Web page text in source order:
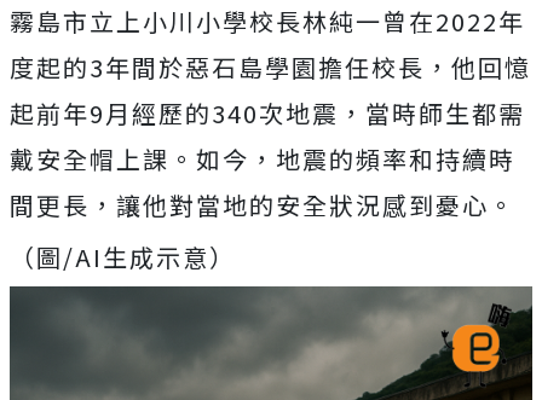
霧島市立上小川小學校長林純一曾在2022年
度起的3年間於惡石島學園擔任校長，他回憶
起前年9月經歷的340次地震，當時師生都需
戴安全帽上課。如今，地震的頻率和持續時
間更長，讓他對當地的安全狀況感到憂心。
（圖/AI生成示意）